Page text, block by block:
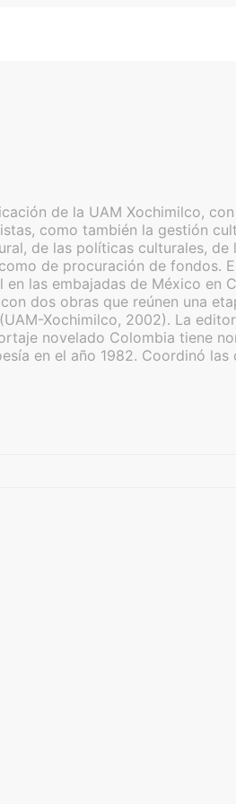
de la UAM Xochimilco,
como también la gestión
de las políticas culturales,
de procuración de fondos.
las embajadas de México
dos obras que reúnen una
Xochimilco, 2002). La
novelado Colombia tiene
en el año 1982. Coordinó